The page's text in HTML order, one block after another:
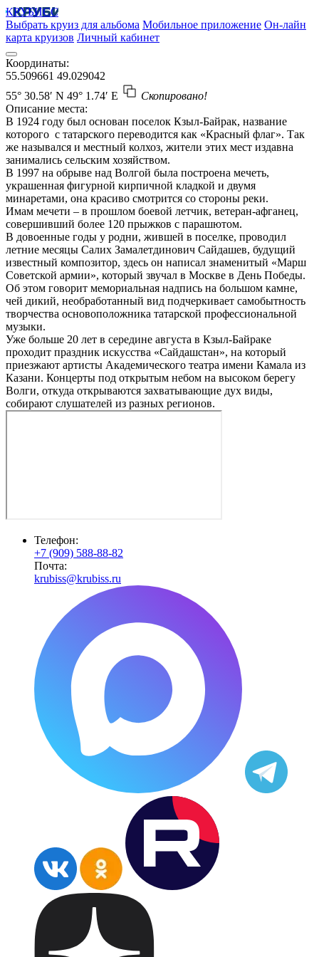
КРУБИСС
Выбрать круиз для альбома Мобильное приложение Он-лайн
карта круизов Личный кабинет
Координаты:
55.509661 49.029042
55° 30.58′ N 49° 1.74′ E
Скопировано!
Описание места:
В 1924 году был основан поселок Кзыл-Байрак, название
которого с татарского переводится как «Красный флаг». Так
же назывался и местный колхоз, жители этих мест издавна
занимались сельским хозяйством.
В 1997 на обрыве над Волгой была построена мечеть,
украшенная фигурной кирпичной кладкой и двумя
минаретами, она красиво смотрится со стороны реки.
Имам мечети – в прошлом боевой летчик, ветеран-афганец,
совершивший более 120 прыжков с парашютом.
В довоенные годы у родни, жившей в поселке, проводил
летние месяцы Салих Замалетдинович Сайдашев, будущий
известный композитор, здесь он написал знаменитый «Марш
Советской армии», который звучал в Москве в День Победы.
Об этом говорит мемориальная надпись на большом камне,
чей дикий, необработанный вид подчеркивает самобытность
творчества основоположника татарской профессиональной
музыки.
Уже больше 20 лет в середине августа в Кзыл-Байраке
проходит праздник искусства «Сайдашстан», на который
приезжают артисты Академического театра имени Камала из
Казани. Концерты под открытым небом на высоком берегу
Волги, откуда открываются захватывающие дух виды,
собирают слушателей из разных регионов.
Телефон:
+7 (909) 588-88-82
Почта:
krubiss@krubiss.ru